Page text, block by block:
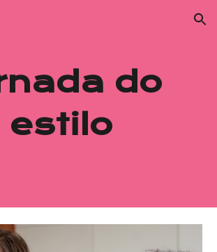
Skip to navigation
do
estilo